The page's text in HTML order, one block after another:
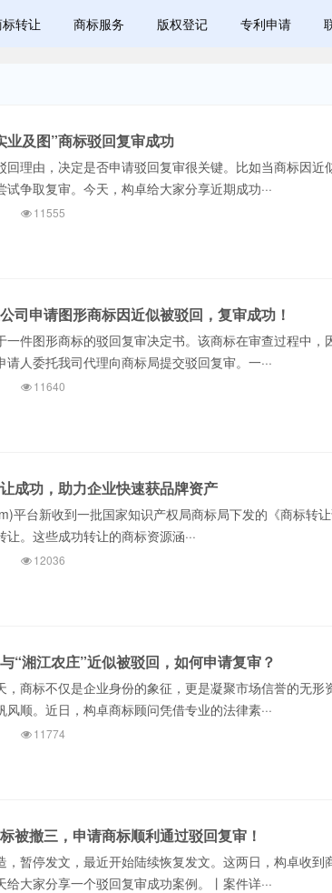
转让 商标服务 版权登记 专利申请
业及图”商标驳回复审成功
回理由，决定是否申请驳回复审很关键。比如当商标因近
争取复审。今天，构卓给大家分享近期成功···
11555
司申请图形商标因近似被驳回，复审成功！
一件图形商标的驳回复审决定书。该商标在审查过程中，
人委托我司代理向商标局提交驳回复审。一···
11640
成功，助力企业快速获品牌资产
平台新收到一批国家知识产权局商标局下发的《商标转
。这些成功转让的商标资源涵···
12036
“湘江农庄”近似被驳回，如何申请复审？
商标不仅是企业身份的象征，更是凝聚市场信誉的无形
顺。近日，构卓商标顾问凭借专业的法律素···
11774
被撤三，申请商标顺利通过驳回复审！
，暂停发文，最近开始陆续恢复发文。这两日，构卓收到
大家分享一个驳回复审成功案例。丨案件详···